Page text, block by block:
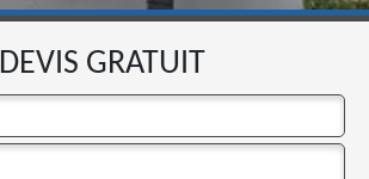
DEVIS GRATUIT